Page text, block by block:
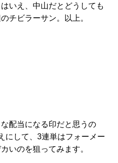
いえ、中山だとどうしても
チビラーサン。以上。
配当になる印だと思うの
にして、3連単はフォーメー
いのを狙ってみます。